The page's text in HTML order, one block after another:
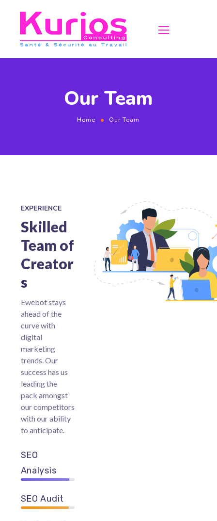
Our Team
Home Our Team
EXPERIENCE
Skilled
Team of
Creator
s
Ewebot stays
ahead of the
curve with
digital
marketing
trends. Our
success has us
leading the
pack amongst
our competitors
with our ability
to anticipate.
SEO
Analysis90%
SEO Audit
89%